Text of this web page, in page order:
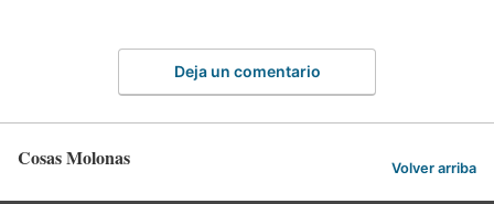
Deja un comentario
Cosas Molonas Volver arriba